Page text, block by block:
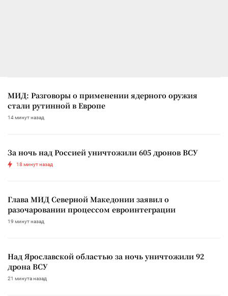
МИД: Разговоры о применении ядерного оружия
стали рутинной в Европе
14 минут назад
За ночь над Россией уничтожили 605 дронов ВСУ
18 минут назад
Глава МИД Северной Македонии заявил о
разочаровании процессом евроинтеграции
19 минут назад
Над Ярославской областью за ночь уничтожили 92
дрона ВСУ
21 минута назад